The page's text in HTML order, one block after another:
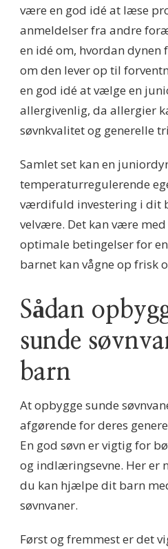
være en god idé at læse
anmeldelser fra andre
en idé om, hvordan dynen
om den lever op til
en god idé at vælge en
allergivenlig, da allergier
søvnkvalitet og generelle
Samlet set kan en
temperaturregulerende
værdifuld investering i dit
velvære. Det kan være
optimale betingelser for
barnet kan vågne op frisk
Sådan
sunde
barn
At opbygge sunde
afgørende for deres
En god søvn er vigtig for
og indlæringsevne. Her er
du kan hjælpe dit barn
søvnvaner.
Først og fremmest er det